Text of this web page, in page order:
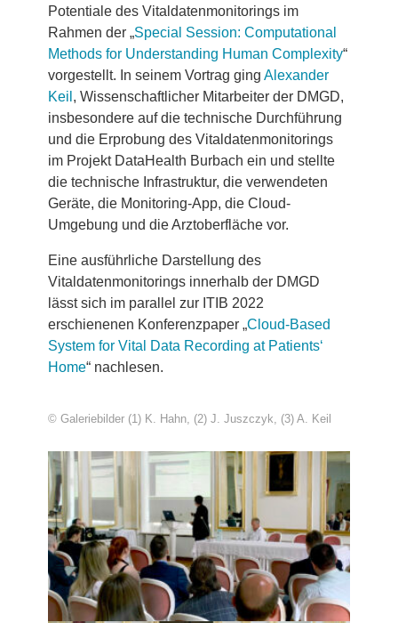
Potentiale des Vitaldatenmonitorings im
Rahmen der „Special Session: Computational
Methods for Understanding Human Complexity“
vorgestellt. In seinem Vortrag ging Alexander
Keil , Wissenschaftlicher Mitarbeiter der DMGD,
insbesondere auf die technische Durchführung
und die Erprobung des Vitaldatenmonitorings
im Projekt DataHealth Burbach ein und stellte
die technische Infrastruktur, die verwendeten
Geräte, die Monitoring-App, die Cloud-
Umgebung und die Arztoberfläche vor.
Eine ausführliche Darstellung des
Vitaldatenmonitorings innerhalb der DMGD
lässt sich im parallel zur ITIB 2022
erschienenen Konferenzpaper „Cloud-Based
System for Vital Data Recording at Patients‘
Home“ nachlesen.
© Galeriebilder (1) K. Hahn, (2) J. Juszczyk, (3) A. Keil